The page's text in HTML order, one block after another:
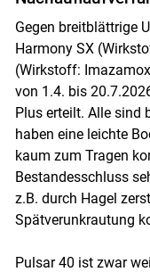
Gegen breitblättrige
Harmony SX
(Wirkstoff:
von 1.4. bis
Plus erteilt. Alle sind
haben eine leichte
kaum zum Tragen
Bestandesschluss
z.B. durch Hagel
Spätverunkrautung
Pulsar 40 ist zwar